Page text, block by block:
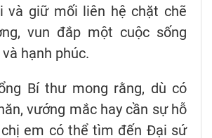
và giữ mối liên hệ chặt chẽ
vun đắp một cuộc sống
hạnh phúc.
Bí thư mong rằng, dù có
vướng mắc hay cần sự hỗ
em có thể tìm đến Đại sứ